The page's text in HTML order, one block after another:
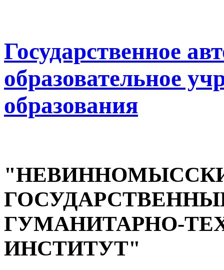
Государственное
образовательное
образования
ГУМАНИТАРНО-
ИНСТИТУТ"